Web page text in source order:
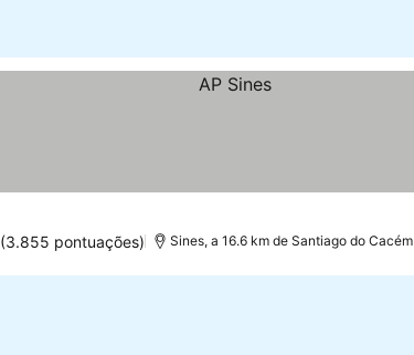
(3.855 pontuações) Sines, a 16.6 km de Santiago do Cacém